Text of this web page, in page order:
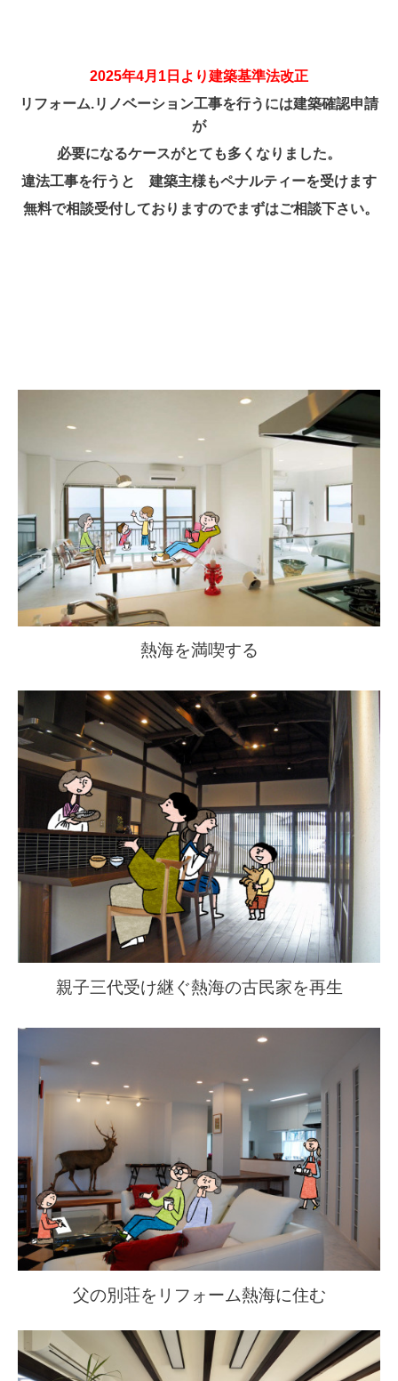
2025年4月1日より建築基準法改正
リフォーム.リノベーション工事を行うには建築確認申請
が
必要になるケースがとても多くなりました。
違法工事を行うと 建築主様もペナルティーを受けます
無料で相談受付しておりますのでまずはご相談下さい。
熱海を満喫する
親子三代受け継ぐ熱海の古民家を再生
父の別荘をリフォーム熱海に住む